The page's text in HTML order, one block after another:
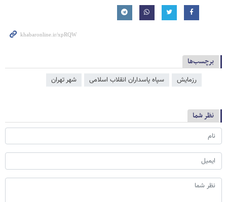
برچسب‌ها
رزمایش سپاه پاسداران انقلاب اسلامی شهر تهران
نظر شما